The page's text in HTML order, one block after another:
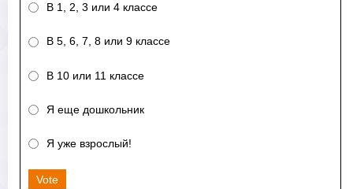
В 1, 2, 3 или 4 классе
В 5, 6, 7, 8 или 9 классе
В 10 или 11 классе
Я еще дошкольник
Я уже взрослый!
Vote